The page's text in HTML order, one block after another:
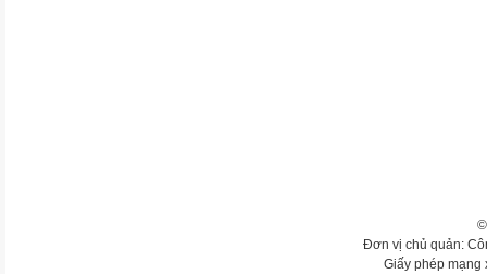
Đơn vị chủ quản:
Giấy phép mạng